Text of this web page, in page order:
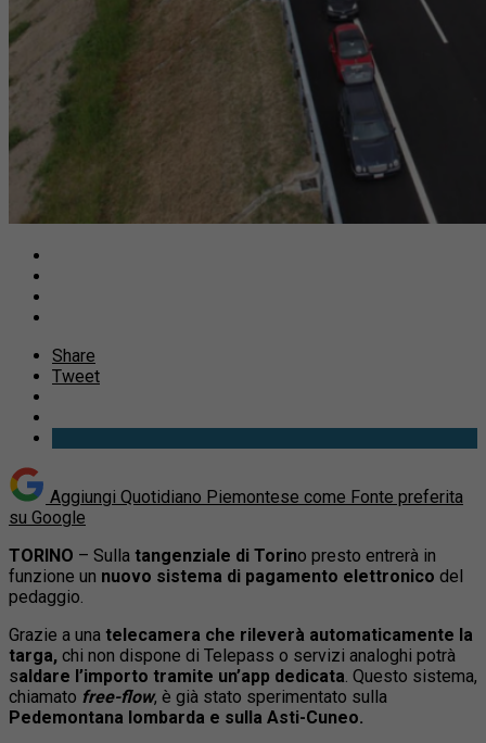
Share
Tweet
Aggiungi Quotidiano Piemontese come Fonte preferita
su Google
TORINO – Sulla tangenziale di Torino presto entrerà in
funzione un nuovo sistema di pagamento elettronico del
pedaggio.
Grazie a una telecamera che rileverà automaticamente la
targa, chi non dispone di Telepass o servizi analoghi potrà
saldare l’importo tramite un’app dedicata. Questo sistema,
chiamato free-flow, è già stato sperimentato sulla
Pedemontana lombarda e sulla Asti-Cuneo.